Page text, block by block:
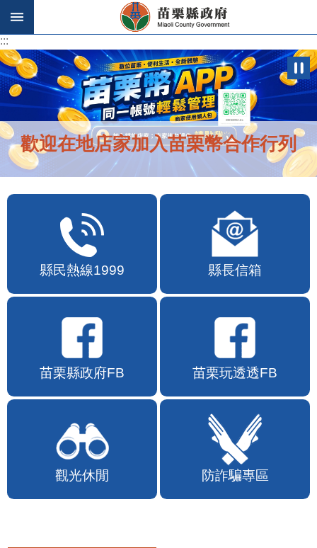
跳到主要內容區塊
:::
:::
歡迎在地店家加入苗栗幣合作行列
縣民熱線1999 縣長信箱
苗栗縣政府FB 苗栗玩透透FB
觀光休閒 防詐騙專區